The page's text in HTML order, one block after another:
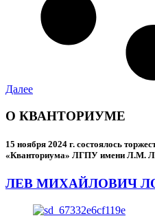
Далее
О КВАНТОРИУМЕ
15 ноября 2024 г. состоялось
«Кванториума» ЛГПУ имени Л.М.
ЛЕВ МИХАЙЛОВИЧ